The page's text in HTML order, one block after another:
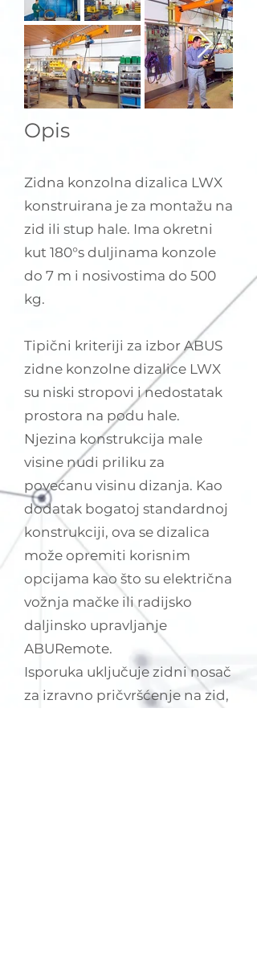
Opis
Zidna konzolna dizalica LWX
konstruirana je za montažu na
zid ili stup hale. Ima okretni
kut 180°s duljinama konzole
do 7 m i nosivostima do 500
kg.
Tipični kriteriji za izbor ABUS
zidne konzolne dizalice LWX
su niski stropovi i nedostatak
prostora na podu hale.
Njezina konstrukcija male
visine nudi priliku za
povećanu visinu dizanja. Kao
dodatak bogatoj standardnoj
konstrukciji, ova se dizalica
može opremiti korisnim
opcijama kao što su električna
vožnja mačke ili radijsko
daljinsko upravljanje
ABURemote.
Isporuka uključuje zidni nosač
za izravno pričvršćenje na zid,